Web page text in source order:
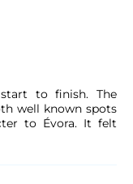
to finish. The
well known spots
to Évora. It felt